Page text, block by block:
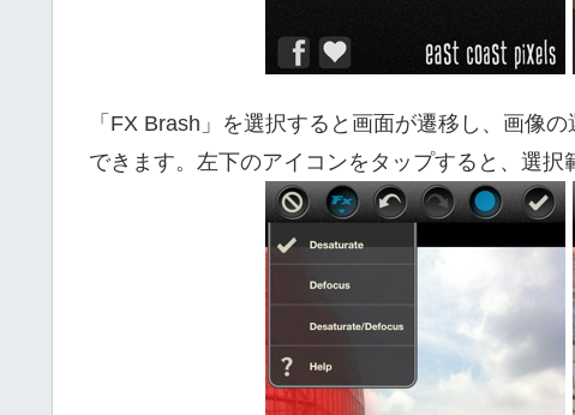
「FX Brash」を選択すると画面が遷移し、画像
できます。左下のアイコンをタップすると、選択